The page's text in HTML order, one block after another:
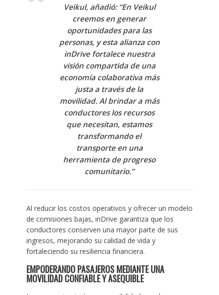
Veikul, añadió: “En Veikul
creemos en generar
oportunidades para las
personas, y esta alianza con
inDrive fortalece nuestra
visión compartida de una
economía colaborativa más
justa a través de la
movilidad. Al brindar a más
conductores los recursos
que necesitan, estamos
transformando el
transporte en una
herramienta de progreso
comunitario.”
Al reducir los costos operativos y ofrecer un modelo
de comisiones bajas, inDrive garantiza que los
conductores conserven una mayor parte de sus
ingresos, mejorando su calidad de vida y
fortaleciendo su resiliencia financiera.
EMPODERANDO PASAJEROS MEDIANTE UNA
MOVILIDAD CONFIABLE Y ASEQUIBLE